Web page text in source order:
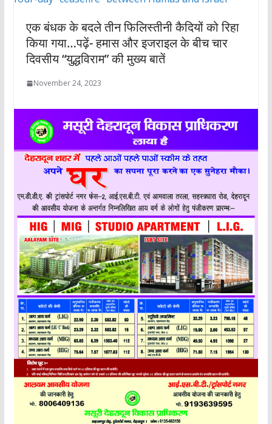
एक बंधक के बदले तीन फिलिस्तीनी कैदियों को रिहा
किया गया…पढ़ें- हमास और इजराइल के बीच चार
दिवसीय “युद्धविराम” की मुख्य बातें
November 24, 2023